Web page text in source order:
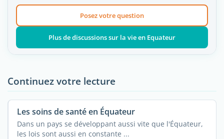
Posez votre question
Plus de discussions sur la vie en Equateur
Continuez votre lecture
Les soins de santé en Équateur
Dans un pays se développant aussi vite que l'Équateur,
les lois sont aussi en constante ...